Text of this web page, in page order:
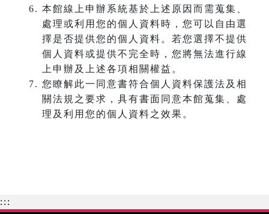
本館線上申辦系統基於上述原因而需蒐集、
處理或利用您的個人資料時，您可以自由選
擇是否提供您的個人資料。若您選擇不提供
個人資料或提供不完全時，您將無法進行線
上申辦及上述各項相關權益。
您瞭解此一同意書符合個人資料保護法及相
關法規之要求，具有書面同意本館蒐集、處
理及利用您的個人資料之效果。
:::